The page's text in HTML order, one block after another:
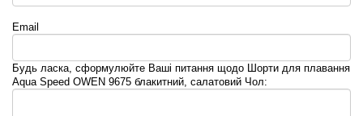
Email
Будь ласка, сформулюйте Ваші питання щодо Шорти для плавання
Aqua Speed OWEN 9675 блакитний, салатовий Чол: